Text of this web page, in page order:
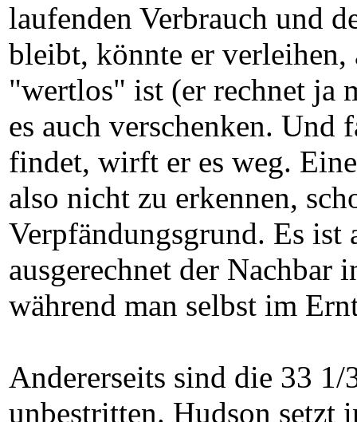
laufenden Verbrauch und
bleibt, könnte er
"wertlos" ist (er rechnet ja
es auch verschenken.
findet, wirft er es weg.
also nicht zu erkennen,
Verpfändungsgrund. Es
ausgerechnet der
während man selbst im
Andererseits sind die 33
unbestritten. Hudson setzt